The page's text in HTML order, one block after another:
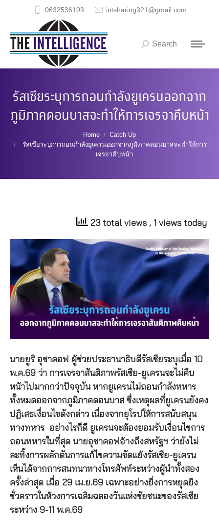
0632536193 intsharing321@gmail.com
Search:
Search
รัสเซียระบุการถอนกำลังยูเครนออกจาก
ภูมิภาคดอนบาสจะทำให้การเจรจาคืบหน้า
Home
Catch Up
รัสเซียระบุการถอนกำลังยูเครนออกจากภูมิภาคดอนบาสจะทำให้การ
เจรจาคืบหน้า
23 total views , 1 views today
นายยูริ อุชาคอฟ ผู้ช่วยประธานาธิบดีรัสเซียระบุเมื่อ 10
พ.ค.69 ว่า การเจรจาสันติภาพรัสเซีย-ยูเครนจะไม่คืบ
หน้าไปมากกว่าปัจจุบัน หากยูเครนไม่ถอนกำลังทหาร
ทั้งหมดออกจากภูมิภาคดอนบาส ซึ่งเหตุผลที่ยูเครนยังคง
ปฏิเสธเงื่อนไขดังกล่าว เนื่องจากยุโรปให้การสนับสนุน
ทางทหาร อย่างไรก็ดี ยูเครนจะต้องยอมรับเงื่อนไขการ
ถอนทหารในที่สุด นายอุชาคอฟอ้างถึงสหรัฐฯ ว่ายังไม่
ละทิ้งการผลักดันการแก้ไขความขัดแย้งรัสเซีย-ยูเครน
เห็นได้จากการสนทนาทางโทรศัพท์ระหว่างผู้นำทั้งสอง
ครั้งล่าสุด เมื่อ 29 เม.ย.69 เฉพาะอย่างยิ่งการหยุดยิง
ชั่วคราวในห้วงการเฉลิมฉลองวันแห่งชัยชนะของรัสเซีย
ระหว่าง 9-11 พ.ค.69